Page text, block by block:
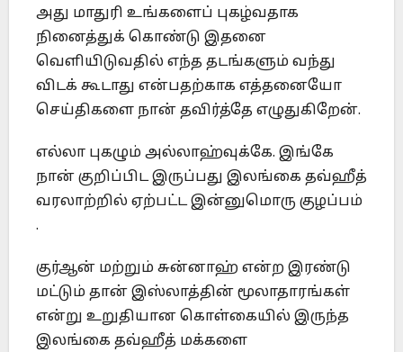
அது மாதுரி உங்களைப் புகழ்வதாக
நினைத்துக் கொண்டு இதனை
வெளியிடுவதில் எந்த தடங்களும் வந்து
விடக் கூடாது என்பதற்காக எத்தனையோ
செய்திகளை நான் தவிர்த்தே எழுதுகிறேன்.
எல்லா புகழும் அல்லாஹ்வுக்கே. இங்கே
நான் குறிப்பிட இருப்பது இலங்கை தவ்ஹீத்
வரலாற்றில் ஏற்பட்ட இன்னுமொரு குழப்பம்
.
குர்ஆன் மற்றும் சுன்னாஹ் என்ற இரண்டு
மட்டும் தான் இஸ்லாத்தின் மூலாதாரங்கள்
என்று உறுதியான கொள்கையில் இருந்த
இலங்கை தவ்ஹீத் மக்களை